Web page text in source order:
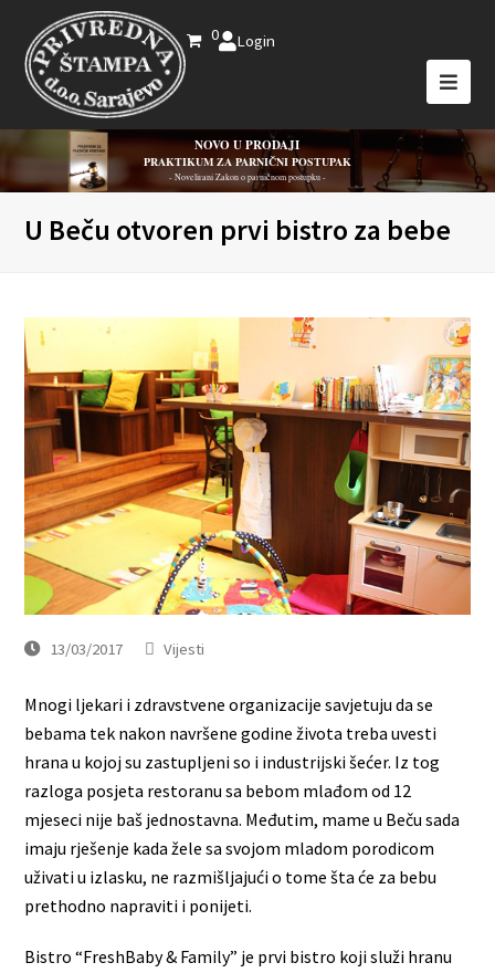
0 Login
NOVO U PRODAJI
PRAKTIKUM ZA PARNIČNI POSTUPAK
- Novelirani Zakon o parničnom postupku -
U Beču otvoren prvi bistro za bebe
13/03/2017 Vijesti
Mnogi ljekari i zdravstvene organizacije savjetuju da se
bebama tek nakon navršene godine života treba uvesti
hrana u kojoj su zastupljeni so i industrijski šećer. Iz tog
razloga posjeta restoranu sa bebom mlađom od 12
mjeseci nije baš jednostavna. Međutim, mame u Beču sada
imaju rješenje kada žele sa svojom mladom porodicom
uživati u izlasku, ne razmišljajući o tome šta će za bebu
prethodno napraviti i ponijeti.
Bistro “FreshBaby & Family” je prvi bistro koji služi hranu